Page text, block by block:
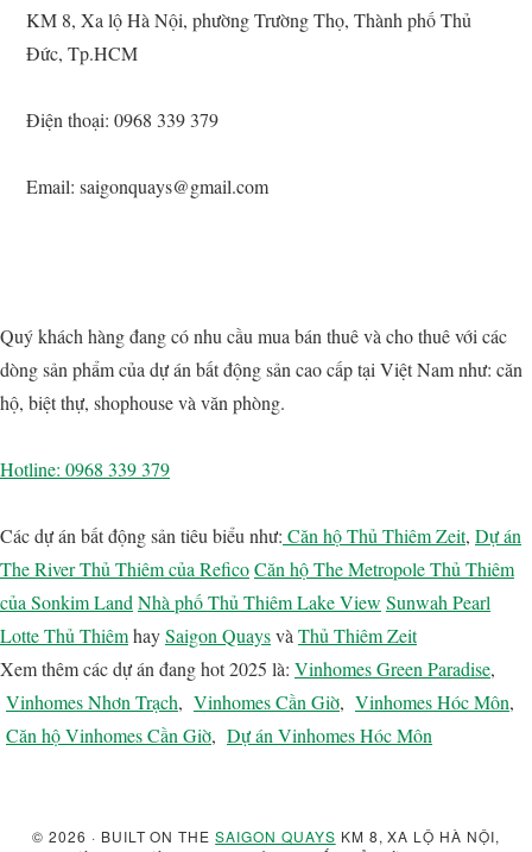
KM 8, Xa lộ Hà Nội, phường Trường Thọ, Thành phố Thủ
Đức, Tp.HCM
Điện thoại: 0968 339 379
Email: saigonquays@gmail.com
Sidebar
chính
Footer
Quý khách hàng đang có nhu cầu mua bán thuê và cho thuê với các
dòng sản phẩm của dự án bất động sản cao cấp tại Việt Nam như: căn
hộ, biệt thự, shophouse và văn phòng.
Hotline: 0968 339 379
Các dự án bất động sản tiêu biểu như: Căn hộ Thủ Thiêm Zeit, Dự án
The River Thủ Thiêm của ReficoCăn hộ The Metropole Thủ Thiêm
của Sonkim LandNhà phố Thủ Thiêm Lake View Sunwah Pearl
Lotte Thủ ThiêmhaySaigon QuaysvàThủ Thiêm Zeit
Xem thêm các dự án đang hot 2025 là: Vinhomes Green Paradise,
Vinhomes Nhơn Trạch, Vinhomes Cần Giờ, Vinhomes Hóc Môn,
Căn hộ Vinhomes Cần Giờ, Dự án Vinhomes Hóc Môn
© 2026 · BUILT ON THESAIGON QUAYS KM 8, XA LỘ HÀ NỘI,